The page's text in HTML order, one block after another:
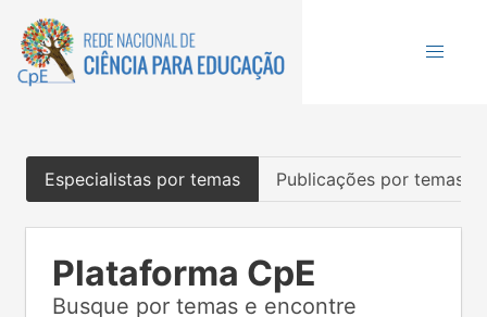
Especialistas por temas Publicações por temas
Plataforma CpE
Busque por temas e encontre